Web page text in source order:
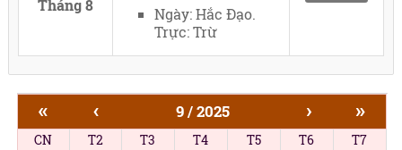
Tháng 8
Ngày: Hắc Đạo.
Trực: Trừ
« ‹ 9 / 2025 › »
CN T2 T3 T4 T5 T6 T7